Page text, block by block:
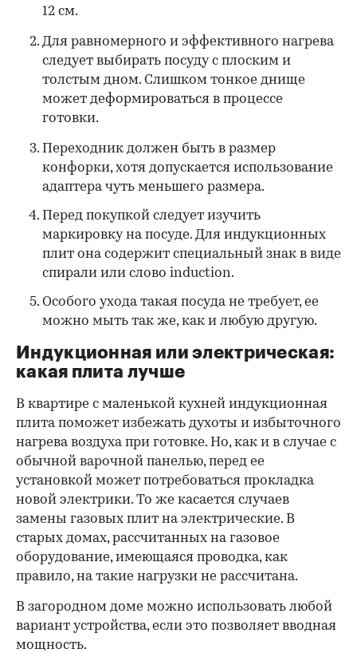
12 см.
Для равномерного и эффективного нагрева
следует выбирать посуду с плоским и
толстым дном. Слишком тонкое днище
может деформироваться в процессе
готовки.
Переходник должен быть в размер
конфорки, хотя допускается использование
адаптера чуть меньшего размера.
Перед покупкой следует изучить
маркировку на посуде. Для индукционных
плит она содержит специальный знак в виде
спирали или слово induction.
Особого ухода такая посуда не требует, ее
можно мыть так же, как и любую другую.
Индукционная или электрическая:
какая плита лучше
В квартире с маленькой кухней индукционная
плита поможет избежать духоты и избыточного
нагрева воздуха при готовке. Но, как и в случае с
обычной варочной панелью, перед ее
установкой может потребоваться прокладка
новой электрики. То же касается случаев
замены газовых плит на электрические. В
старых домах, рассчитанных на газовое
оборудование, имеющаяся проводка, как
правило, на такие нагрузки не рассчитана.
В загородном доме можно использовать любой
вариант устройства, если это позволяет вводная
мощность.